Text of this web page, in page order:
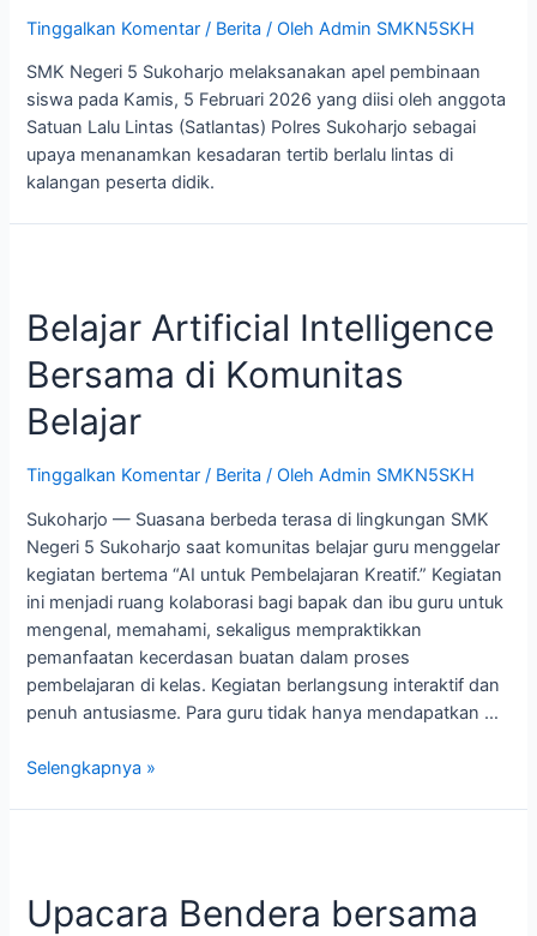
Tinggalkan Komentar / Berita / OlehAdmin SMKN5SKH
SMK Negeri 5 Sukoharjo melaksanakan apel pembinaan
siswa pada Kamis, 5 Februari 2026 yang diisi oleh anggota
Satuan Lalu Lintas (Satlantas) Polres Sukoharjo sebagai
upaya menanamkan kesadaran tertib berlalu lintas di
kalangan peserta didik.
Belajar Artificial Intelligence
Bersama di Komunitas
Belajar
Tinggalkan Komentar / Berita / OlehAdmin SMKN5SKH
Sukoharjo — Suasana berbeda terasa di lingkungan SMK
Negeri 5 Sukoharjo saat komunitas belajar guru menggelar
kegiatan bertema “AI untuk Pembelajaran Kreatif.” Kegiatan
ini menjadi ruang kolaborasi bagi bapak dan ibu guru untuk
mengenal, memahami, sekaligus mempraktikkan
pemanfaatan kecerdasan buatan dalam proses
pembelajaran di kelas. Kegiatan berlangsung interaktif dan
penuh antusiasme. Para guru tidak hanya mendapatkan …
Selengkapnya »
Upacara Bendera bersama